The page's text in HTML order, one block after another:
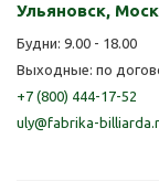
Ульяновск,
Будни: 9.00 - 18.00
Выходные: по
+7 (800) 444-17-52
uly@fabrika-